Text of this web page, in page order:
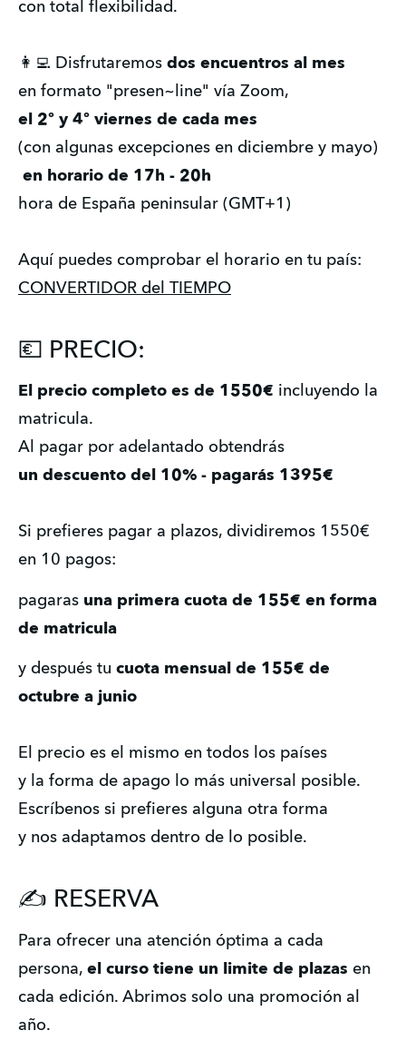
con total flexibilidad.
👩‍💻 Disfrutaremos dos encuentros al mes
en formato "presen~line" vía Zoom,
el 2º y 4º viernes de cada mes
(con algunas excepciones en diciembre y mayo)
en horario de 17h - 20h
hora de España peninsular (GMT+1)
CONVERTIDOR del TIEMPO
💶 PRECIO:
El precio completo es de 1550€ incluyendo la
matricula.
Al pagar por adelantado obtendrás
un descuento del 10% - pagarás 1395€
Si prefieres pagar a plazos, dividiremos 1550€
en 10 pagos:
pagaras una primera cuota de 155€ en forma
de matricula
y después tu cuota mensual de 155€ de
octubre a junio
El precio es el mismo en todos los países
y la forma de apago lo más universal posible.
Escríbenos si prefieres alguna otra forma
y nos adaptamos dentro de lo posible.
✍ RESERVA
Para ofrecer una atención óptima a cada
persona, el curso tiene un limite de plazas en
cada edición. Abrimos solo una promoción al
año.